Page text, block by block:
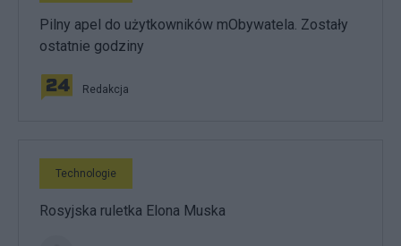
Pilny apel do użytkowników mObywatela. Zostały
ostatnie godziny
Redakcja
Technologie
Rosyjska ruletka Elona Muska